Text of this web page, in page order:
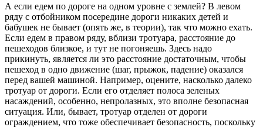
А если едем по дороге на одном уровне с землей? В левом
ряду с отбойником посередине дороги никаких детей и
бабушек не бывает (опять же, в теории), так что можно ехать.
Если едем в правом ряду, вблизи тротуара, расстояние до
пешеходов близкое, и тут не погоняешь. Здесь надо
прикинуть, является ли это расстояние достаточным, чтобы
пешеход в одно движение (шаг, прыжок, падение) оказался
перед вашей машиной. Например, оцените, насколько далеко
тротуар от дороги. Если его отделяет полоса зеленых
насаждений, особенно, непролазных, это вполне безопасная
ситуация. Или, бывает, тротуар отделен от дороги
ограждением, что тоже обеспечивает безопасность, поскольку